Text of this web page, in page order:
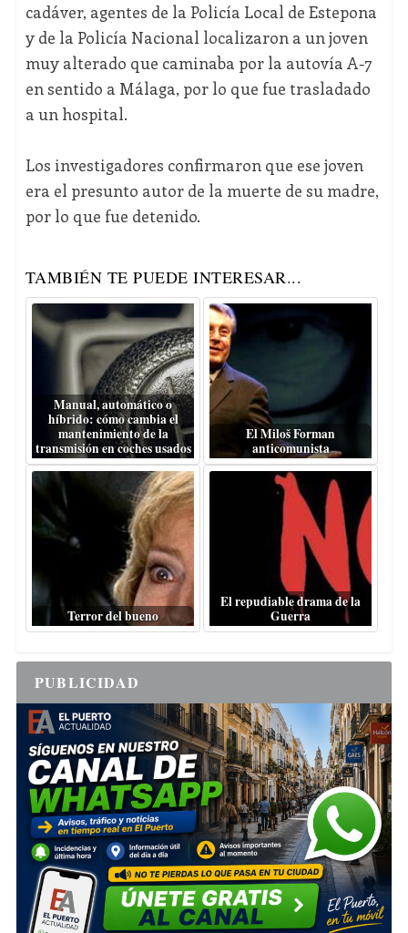
cadáver, agentes de la Policía Local de Estepona
y de la Policía Nacional localizaron a un joven
muy alterado que caminaba por la autovía A-7
en sentido a Málaga, por lo que fue trasladado
a un hospital.
Los investigadores confirmaron que ese joven
era el presunto autor de la muerte de su madre,
por lo que fue detenido.
TAMBIÉN TE PUEDE INTERESAR...
Manual, automático o
híbrido: cómo cambia el
mantenimiento de la
transmisión en coches usados
El Miloš Forman
anticomunista
Terror del bueno
El repudiable drama de la
Guerra
PUBLICIDAD